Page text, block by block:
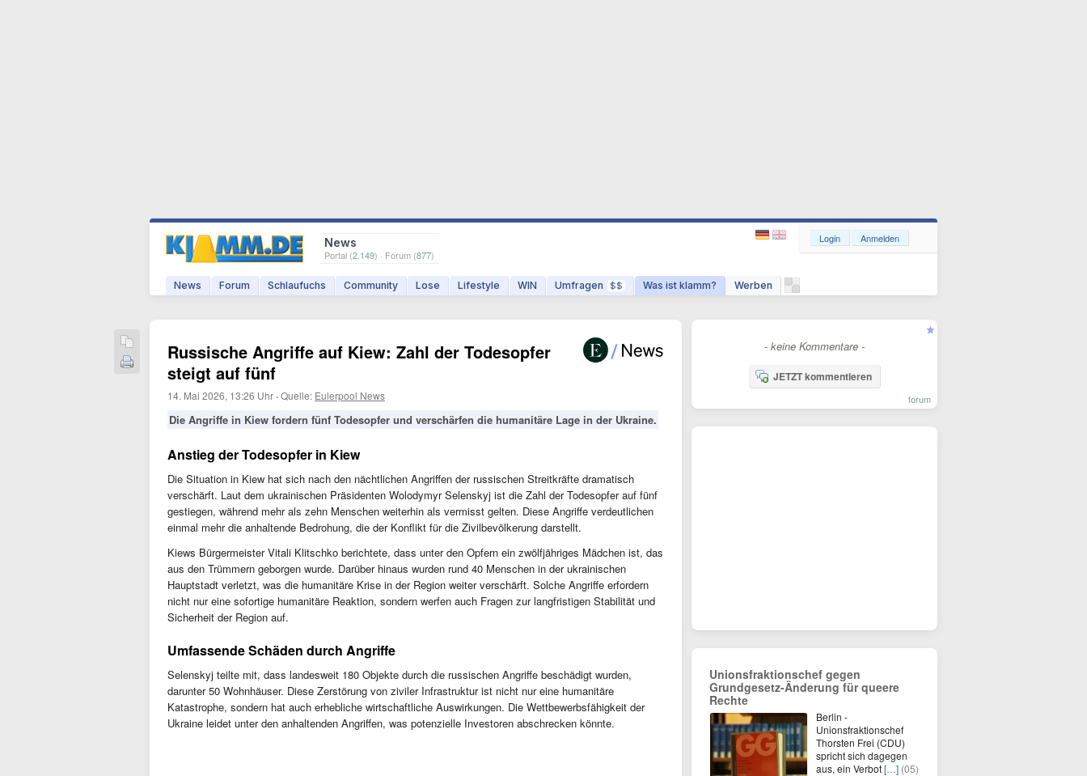
News
Portal (2.149) · Forum (877)
News Forum Schlaufuchs Community Lose Lifestyle WIN Umfragen $$ Was ist klamm? Werben
Login Anmelden
Russische Angriffe auf Kiew: Zahl der Todesopfer
steigt auf fünf
14. Mai 2026, 13:26 Uhr ·Quelle: Eulerpool News
Die Angriffe in Kiew fordern fünf Todesopfer und verschärfen die humanitäre Lage in der Ukraine.
Anstieg der Todesopfer in Kiew
Die Situation in Kiew hat sich nach den nächtlichen Angriffen der russischen Streitkräfte dramatisch
verschärft. Laut dem ukrainischen Präsidenten Wolodymyr Selenskyj ist die Zahl der Todesopfer auf fünf
gestiegen, während mehr als zehn Menschen weiterhin als vermisst gelten. Diese Angriffe verdeutlichen
einmal mehr die anhaltende Bedrohung, die der Konflikt für die Zivilbevölkerung darstellt.
Kiews Bürgermeister Vitali Klitschko berichtete, dass unter den Opfern ein zwölfjähriges Mädchen ist, das
aus den Trümmern geborgen wurde. Darüber hinaus wurden rund 40 Menschen in der ukrainischen
Hauptstadt verletzt, was die humanitäre Krise in der Region weiter verschärft. Solche Angriffe erfordern
nicht nur eine sofortige humanitäre Reaktion, sondern werfen auch Fragen zur langfristigen Stabilität und
Sicherheit der Region auf.
Umfassende Schäden durch Angriffe
Selenskyj teilte mit, dass landesweit 180 Objekte durch die russischen Angriffe beschädigt wurden,
darunter 50 Wohnhäuser. Diese Zerstörung von ziviler Infrastruktur ist nicht nur eine humanitäre
Katastrophe, sondern hat auch erhebliche wirtschaftliche Auswirkungen. Die Wettbewerbsfähigkeit der
Ukraine leidet unter den anhaltenden Angriffen, was potenzielle Investoren abschrecken könnte.
- keine Kommentare -
JETZT kommentieren
forum
Unionsfraktionschef gegen
Grundgesetz-Änderung für queere
Rechte
Berlin -
Unionsfraktionschef
Thorsten Frei (CDU)
spricht sich dagegen
aus, ein Verbot[…] (05)